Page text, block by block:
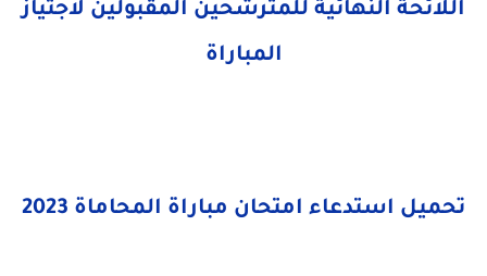
اللائحة النهائية للمترشحين المقبولين لاجتياز
المباراة
تحميل استدعاء امتحان مباراة المحاماة 2023